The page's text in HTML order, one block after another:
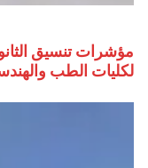
لكليات الطب